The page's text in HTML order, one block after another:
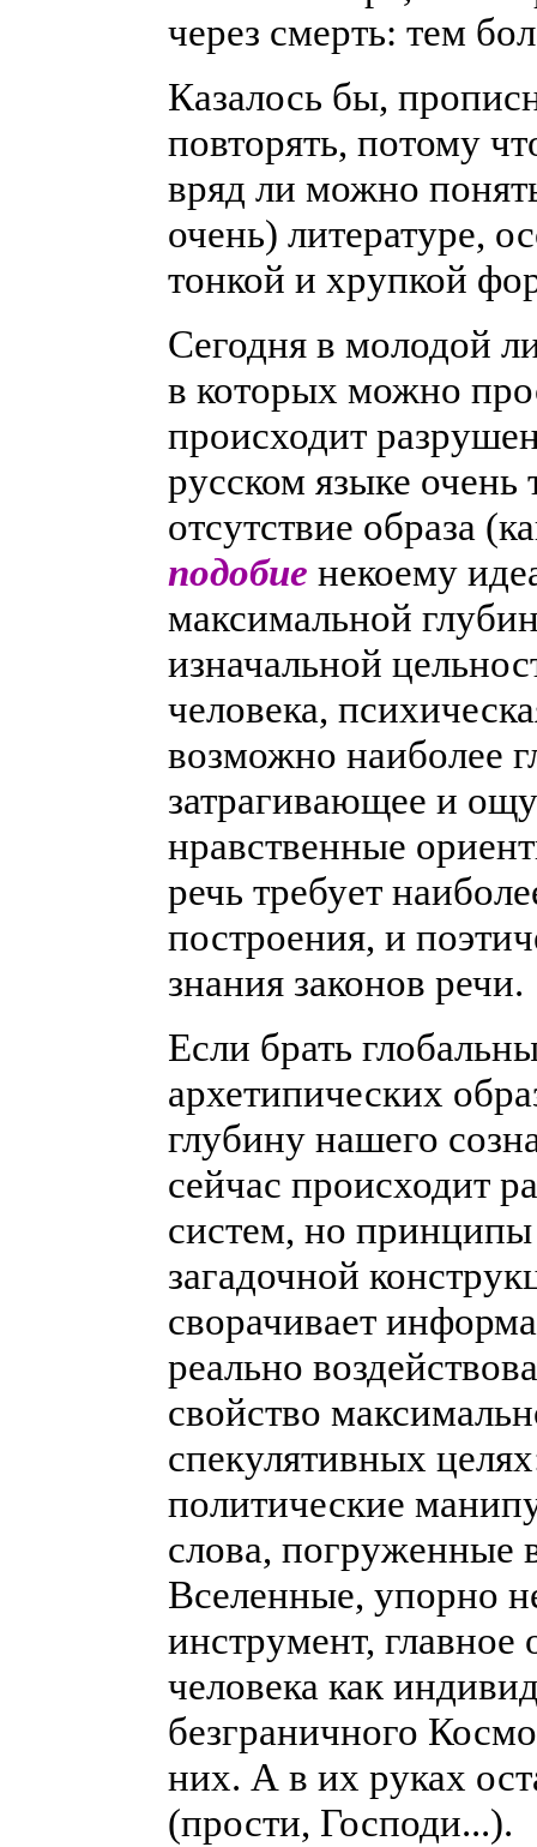
через смерть: тем
Казалось бы,
повторять, потому
вряд ли можно
очень) литературе,
тонкой и хрупкой
Сегодня в молодой
в которых можно
происходит
русском языке очень
отсутствие образа
подобие некоему
максимальной
изначальной
человека,
возможно наиболее
затрагивающее и
нравственные
речь требует
построения, и
знания законов речи.
Если брать
архетипических
глубину нашего
сейчас происходит
систем, но принципы
загадочной
сворачивает
реально
свойство
спекулятивных
политические
слова, погруженные
Вселенные, упорно
инструмент,
человека как
безграничного
них. А в их руках
(прости, Господи...).